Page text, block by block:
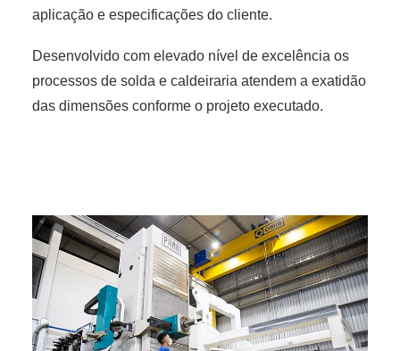
aplicação e especificações do cliente.
Desenvolvido com elevado nível de excelência os
processos de solda e caldeiraria atendem a exatidão
das dimensões conforme o projeto executado.